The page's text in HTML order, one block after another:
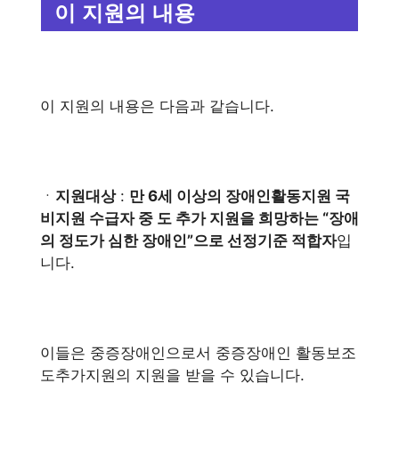
이 지원의 내용
이 지원의 내용은 다음과 같습니다.
ㆍ 지원대상: 만 6세 이상의 장애인활동지원 국
비지원 수급자 중 도 추가 지원을 희망하는 “장애
의 정도가 심한 장애인”으로 선정기준 적합자입
니다.
이들은 중증장애인으로서 중증장애인 활동보조
도추가지원의 지원을 받을 수 있습니다.